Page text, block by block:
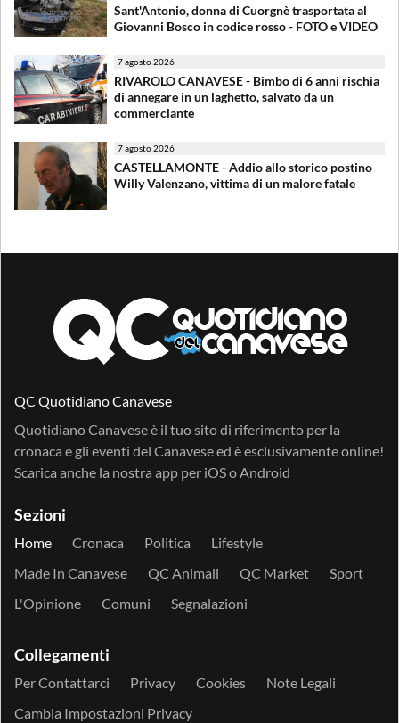
Sant'Antonio, donna di Cuorgnè trasportata al
Giovanni Bosco in codice rosso - FOTO e VIDEO
7 agosto 2026
RIVAROLO CANAVESE - Bimbo di 6 anni rischia
di annegare in un laghetto, salvato da un
commerciante
7 agosto 2026
CASTELLAMONTE - Addio allo storico postino
Willy Valenzano, vittima di un malore fatale
QC Quotidiano Canavese
Quotidiano Canavese è il tuo sito di riferimento per la
cronaca e gli eventi del Canavese ed è esclusivamente online!
Scarica anche la nostra app per iOSo Android
Sezioni
Home Cronaca Politica
Lifestyle
Made In Canavese
QC Animali QC Market
Sport
L'Opinione
Comuni Segnalazioni
Collegamenti
Per Contattarci Privacy Cookies
Note Legali
Cambia Impostazioni Privacy